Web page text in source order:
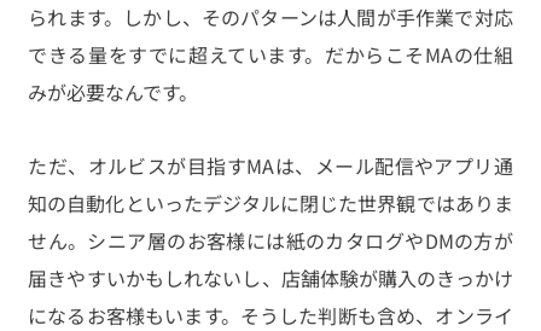
られます。しかし、そのパターンは人間が手作業で対応
できる量をすでに超えています。だからこそMAの仕組
みが必要なんです。
ただ、オルビスが目指すMAは、メール配信やアプリ通
知の自動化といったデジタルに閉じた世界観ではありま
せん。シニア層のお客様には紙のカタログやDMの方が
届きやすいかもしれないし、店舗体験が購入のきっかけ
になるお客様もいます。そうした判断も含め、オンライ